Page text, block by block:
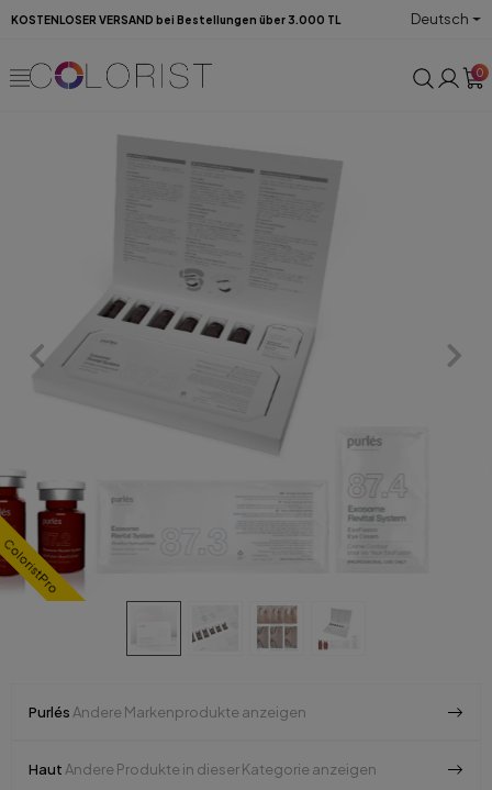
KOSTENLOSER VERSAND bei Bestellungen über 3.000 TL Deutsch
0
ColoristPro
Purlés Andere Markenprodukte anzeigen
Haut Andere Produkte in dieser Kategorie anzeigen